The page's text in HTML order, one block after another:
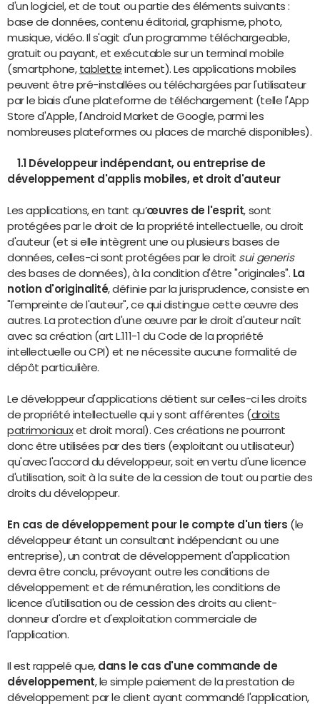
d'un logiciel, et de tout ou partie des éléments suivants :
base de données, contenu éditorial, graphisme, photo,
musique, vidéo. Il s'agit d'un programme téléchargeable,
gratuit ou payant, et exécutable sur un terminal mobile
(smartphone, tablette internet). Les applications mobiles
peuvent être pré-installées ou téléchargées par l'utilisateur
par le biais d'une plateforme de téléchargement (telle l'App
Store d'Apple, l'Android Market de Google, parmi les
nombreuses plateformes ou places de marché disponibles).
1.1 Développeur indépendant, ou entreprise de
développement d'applis mobiles, et droit d'auteur
Les applications, en tant qu’œuvres de l'esprit, sont
protégées par le droit de la propriété intellectuelle, ou droit
d'auteur (et si elle intègrent une ou plusieurs bases de
données, celles-ci sont protégées par le droit sui generis
des bases de données), à la condition d'être "originales". La
notion d'originalité, définie par la jurisprudence, consiste en
"l'empreinte de l'auteur", ce qui distingue cette œuvre des
autres. La protection d'une œuvre par le droit d'auteur naît
avec sa création (art L.111-1 du Code de la propriété
intellectuelle ou CPI) et ne nécessite aucune formalité de
dépôt particulière.
Le développeur d'applications détient sur celles-ci les droits
de propriété intellectuelle qui y sont afférentes (droits
patrimoniauxet droit moral). Ces créations ne pourront
donc être utilisées par des tiers (exploitant ou utilisateur)
qu'avec l'accord du développeur, soit en vertu d'une licence
d'utilisation, soit à la suite de la cession de tout ou partie des
droits du développeur.
En cas de développement pour le compte d'un tiers (le
développeur étant un consultant indépendant ou une
entreprise), un contrat de développement d'application
devra être conclu, prévoyant outre les conditions de
développement et de rémunération, les conditions de
licence d'utilisation ou de cession des droits au client-
donneur d'ordre et d'exploitation commerciale de
l'application.
Il est rappelé que, dans le cas d'une commande de
développement, le simple paiement de la prestation de
développement par le client ayant commandé l'application,